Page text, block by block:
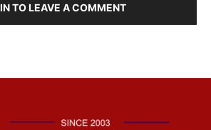
TO LEAVE A COMMENT